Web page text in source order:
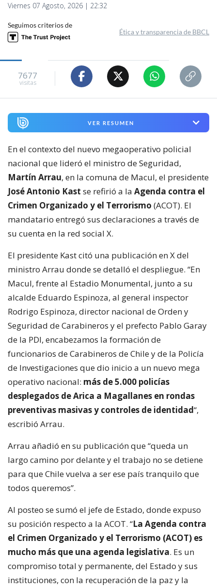
Viernes 07 Agosto, 2026 | 22:32
Seguimos criterios de
Ética y transparencia de BBCL
7677
visitas
VER RESUMEN
En el contexto del nuevo megaoperativo policial
nacional que lideró el ministro de Seguridad,
Martín Arrau, en la comuna de Macul, el presidente
José Antonio Kast se refirió a la Agenda contra el
Crimen Organizado y el Terrorismo (ACOT). El
mandatario entregó sus declaraciones a través de
su cuenta en la red social X.
El presidente Kast citó una publicación en X del
ministro Arrau donde se detalló el despliegue. “En
Macul, frente al Estadio Monumental, junto a su
alcalde Eduardo Espinoza, al general inspector
Rodrigo Espinoza, director nacional de Orden y
Seguridad de Carabineros y el prefecto Pablo Garay
de la PDI, encabezamos la formación de
funcionarios de Carabineros de Chile y de la Policía
de Investigaciones que dio inicio a un nuevo mega
operativo nacional: más de 5.000 policías
desplegados de Arica a Magallanes en rondas
preventivas masivas y controles de identidad“,
escribió Arrau.
Arrau añadió en su publicación que “queda un
largo camino por delante y el trabajo no se detiene
para que Chile vuelva a ser ese país tranquilo que
todos queremos”.
Al posteo se sumó el jefe de Estado, donde expuso
su posición respecto a la ACOT. “La Agenda contra
el Crimen Organizado y el Terrorismo (ACOT) es
mucho más que una agenda legislativa. Es un
compromiso total y permanente, del Estado y sus
instituciones, con la recuperación de la paz y la